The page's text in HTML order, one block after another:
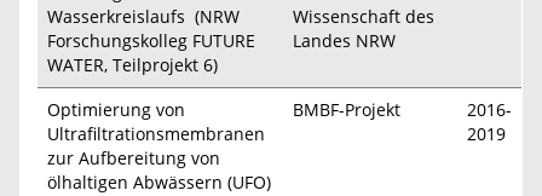
Wasserkreislaufs (NRW
Forschungskolleg FUTURE
WATER, Teilprojekt 6)
Wissenschaft des
Landes NRW
Optimierung von
Ultrafiltrationsmembranen
zur Aufbereitung von
ölhaltigen Abwässern (UFO)
BMBF-Projekt
2016-
2019